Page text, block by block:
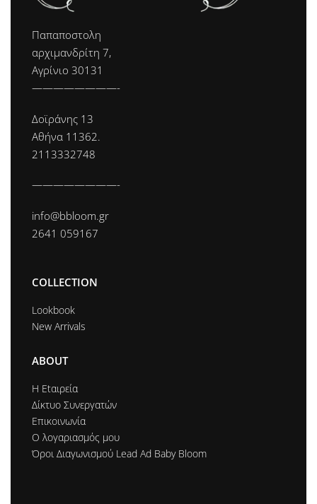
Παπαποστολη
αρχιμανδρίτη 7,
Αγρίνιο 30131
————————-
Δοϊράνης 13
Αθήνα 11362.
2113332748
————————-
info@bbloom.gr
2641 059167
COLLECTION
Lookbook
New Arrivals
ABOUT
Η Εtαιρεία
Δίκτυο Συνεργατών
Επικοινωνία
Ο λογαριασμός μου
Όροι Διαγωνισμού Lead Ad Baby Bloom